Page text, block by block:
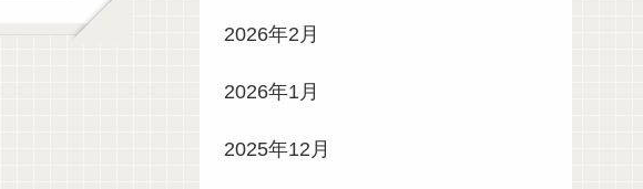
2026年2月
2026年1月
2025年12月